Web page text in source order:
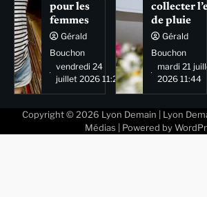
pour les
femmes
Gérald
Bouchon
vendredi 24
juillet 2026 11:29
collecter
de pluie
Gérald
Bouchon
mardi 21
2026 11:44
Copyright © 2026 Lyon Demain | Lyon
Médias | Powered by